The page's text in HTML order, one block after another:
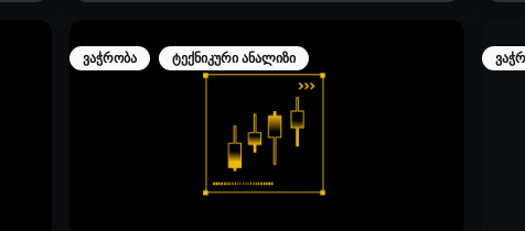
ვაჭრობა ტექნიკური ანალიზი